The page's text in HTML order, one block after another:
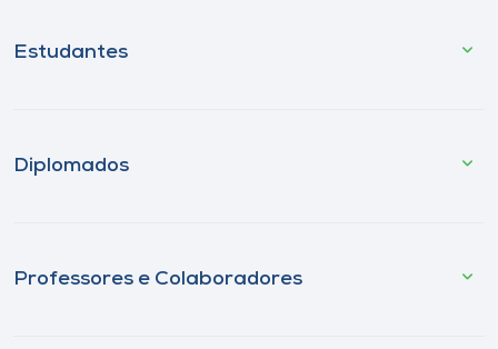
Estudantes
Diplomados
Professores e Colaboradores